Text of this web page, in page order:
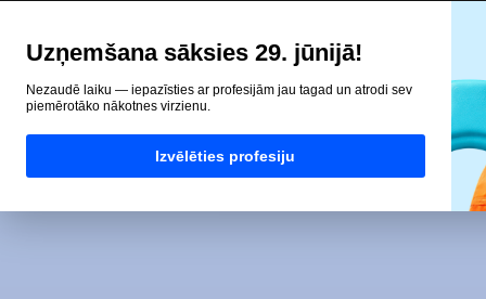
Uzņemšana sāksies 29. jūnijā!
Nezaudē laiku — iepazīsties ar profesijām jau tagad un atrodi sev
piemērotāko nākotnes virzienu.
Izvēlēties profesiju